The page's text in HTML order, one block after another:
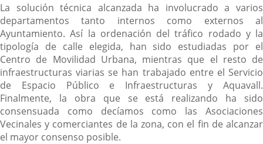
La solución técnica alcanzada ha involucrado a varios
departamentos tanto internos como externos al
Ayuntamiento. Así la ordenación del tráfico rodado y la
tipología de calle elegida, han sido estudiadas por el
Centro de Movilidad Urbana, mientras que el resto de
infraestructuras viarias se han trabajado entre el Servicio
de Espacio Público e Infraestructuras y Aquavall.
Finalmente, la obra que se está realizando ha sido
consensuada como decíamos como las Asociaciones
Vecinales y comerciantes de la zona, con el fin de alcanzar
el mayor consenso posible.